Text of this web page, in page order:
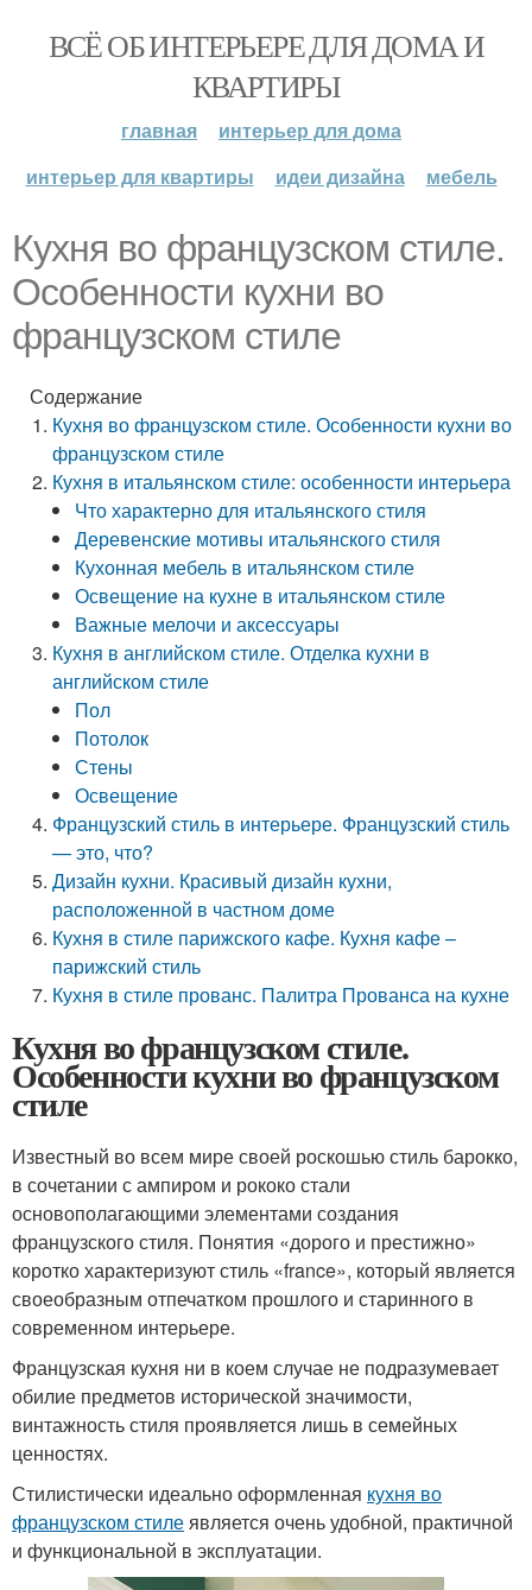
ВСЁ ОБ ИНТЕРЬЕРЕ ДЛЯ ДОМА И
КВАРТИРЫ
главная
интерьер для дома
интерьер для квартиры
идеи дизайна мебель
Кухня во французском стиле.
Особенности кухни во
французском стиле
Содержание
Кухня во французском стиле. Особенности кухни во
французском стиле
Кухня в итальянском стиле: особенности интерьера
Что характерно для итальянского стиля
Деревенские мотивы итальянского стиля
Кухонная мебель в итальянском стиле
Освещение на кухне в итальянском стиле
Важные мелочи и аксессуары
Кухня в английском стиле. Отделка кухни в
английском стиле
Пол
Потолок
Стены
Освещение
Французский стиль в интерьере. Французский стиль
— это, что?
Дизайн кухни. Красивый дизайн кухни,
расположенной в частном доме
Кухня в стиле парижского кафе. Кухня кафе –
парижский стиль
Кухня в стиле прованс. Палитра Прованса на кухне
Кухня во французском стиле.
Особенности кухни во французском
стиле
Известный во всем мире своей роскошью стиль барокко,
в сочетании с ампиром и рококо стали
основополагающими элементами создания
французского стиля. Понятия «дорого и престижно»
коротко характеризуют стиль «france», который является
своеобразным отпечатком прошлого и старинного в
современном интерьере.
Французская кухня ни в коем случае не подразумевает
обилие предметов исторической значимости,
винтажность стиля проявляется лишь в семейных
ценностях.
Стилистически идеально оформленная кухня во
французском стилеявляется очень удобной, практичной
и функциональной в эксплуатации.